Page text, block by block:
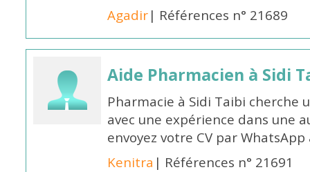
Agadir| Références n° 21689
Aide Pharmacien à Sidi
Pharmacie à Sidi Taibi cherche
avec une expérience dans une
envoyez votre CV par
Kenitra | Références n° 21691